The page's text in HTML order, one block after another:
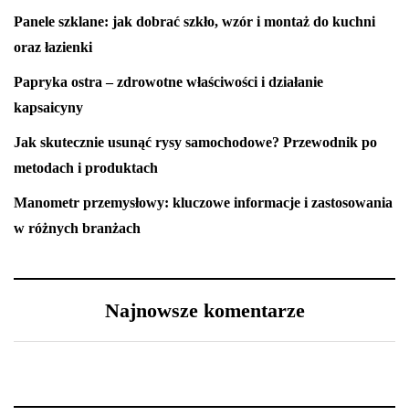
Panele szklane: jak dobrać szkło, wzór i montaż do kuchni
oraz łazienki
Papryka ostra – zdrowotne właściwości i działanie
kapsaicyny
Jak skutecznie usunąć rysy samochodowe? Przewodnik po
metodach i produktach
Manometr przemysłowy: kluczowe informacje i zastosowania
w różnych branżach
Najnowsze komentarze